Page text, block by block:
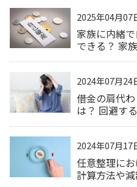
2025年04月07
家族に内緒
できる？ 家
2024年07月24
借金の肩代
は？ 回避す
2024年07月17
任意整理に
計算方法や